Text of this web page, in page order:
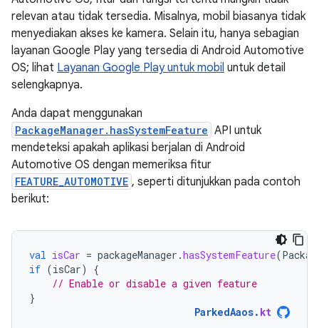
relevan atau tidak tersedia. Misalnya, mobil biasanya tidak
menyediakan akses ke kamera. Selain itu, hanya sebagian
layanan Google Play yang tersedia di Android Automotive
OS; lihat Layanan Google Play untuk mobil untuk detail
selengkapnya.
Anda dapat menggunakan
PackageManager.hasSystemFeature API untuk
mendeteksi apakah aplikasi berjalan di Android
Automotive OS dengan memeriksa fitur
FEATURE_AUTOMOTIVE , seperti ditunjukkan pada contoh
berikut:
val isCar = packageManager .hasSystemFeature(
if (isCar)
{
// Enable or disable a given feature
}
ParkedAaos. kt